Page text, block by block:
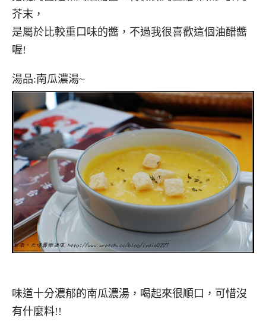
芥末，
是屬於比較重口味的醬，不過我很喜歡這個油醋醬
喔!
湯品:南瓜濃湯~
味道十分濃郁的南瓜濃湯，喝起來很順口，可惜沒
有什麼料!!